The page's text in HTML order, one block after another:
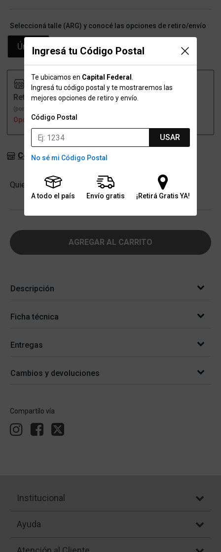
Ingresá tu Código Postal
Te ubicamos en Capital Federal
Ingresá tu código postal y te mostraremos las
mejores opciones de retiro y envío.
Código Postal
USAR
No sé mi Código Postal
A todo el país Envío gratis ¡Retirá Gratis YA!
Seleccioná talle (ARG) y conocé las opciones de retiro/envío
Único
Retiro
(por una sucursal)
Opción no disponible
Envío
Consultar stock en sucursales
Quiero -
Cantidad
AGREGAR AL CARRITO
Descripción
Ficha técnica
Entregas
Cambios y devoluciones
Compartílo vía
Institucional
Ayuda